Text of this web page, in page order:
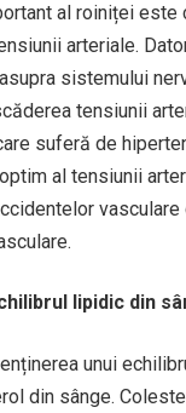
al roiniței este
arteriale.
sistemului
tensiunii
suferă de
al tensiunii
lipidic din
unui
din sânge.